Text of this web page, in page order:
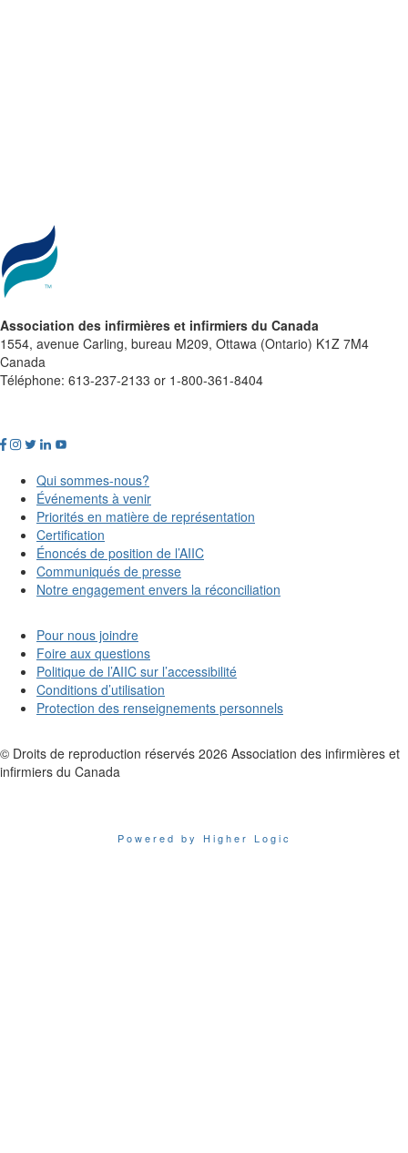
Association des infirmières et infirmiers du Canada
1554, avenue Carling, bureau M209, Ottawa (Ontario) K1Z 7M4
Canada
Téléphone: 613-237-2133 or 1-800-361-8404
Qui sommes-nous?
Événements à venir
Priorités en matière de représentation
Certification
Énoncés de position de l’AIIC
Communiqués de presse
Notre engagement envers la réconciliation
Pour nous joindre
Foire aux questions
Politique de l’AIIC sur l’accessibilité
Conditions d’utilisation
Protection des renseignements personnels
© Droits de reproduction réservés 2026 Association des infirmières et
infirmiers du Canada
Powered by Higher Logic